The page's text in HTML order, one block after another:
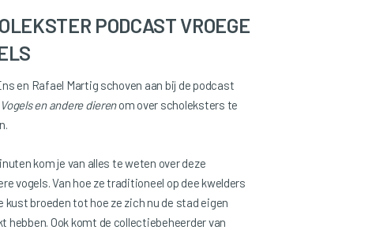
PODCAST VROEGE
en Rafael Martig schoven aan bij de podcast
en andere dierenom over scholeksters te
kom je van alles te weten over deze
vogels. Van hoe ze traditioneel op dee kwelders
kust broeden tot hoe ze zich nu de stad eigen
hebben. Ook komt de collectiebeheerder van